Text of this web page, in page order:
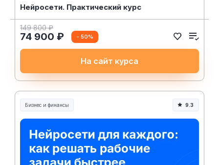
Нейросети. Практический курс
149 800 ₽
74 900 ₽ - 50%
На сайт курса
Бизнес и финансы 9.3